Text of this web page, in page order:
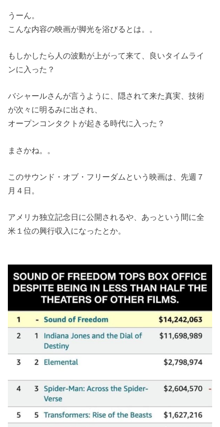
うーん。
こんな内容の映画が脚光を浴びるとは。。
もしかしたら人の波動が上がって来て、良いタイムライ
ンに入った？
バシャールさんが言うように、隠されて来た真実、技術
が次々に明るみに出され、
オープンコンタクトが起きる時代に入った？
まさかね。。
このサウンド ・ オブ ・ フリーダムという映画は、先週７
月４日。
アメリカ独立記念日に公開されるや、あっという間に全
米１位の興行収入になったとか。